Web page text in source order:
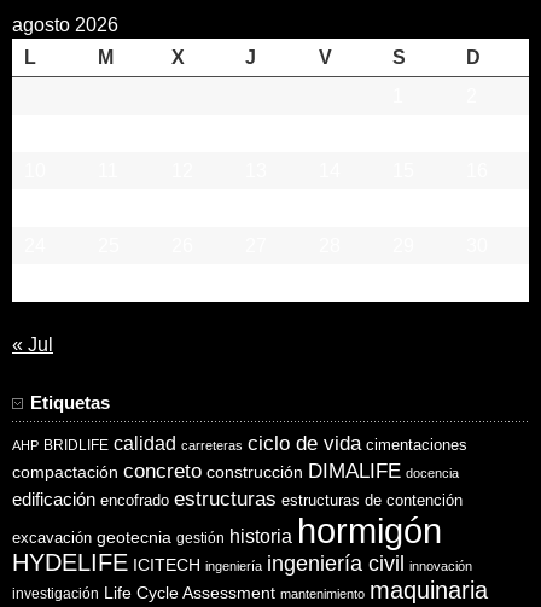
agosto 2026
L
M X J V S
D
« Jul
Etiquetas
AHP BRIDLIFE calidad carreteras ciclo de vida cimentaciones
compactación concreto construcción DIMALIFE docencia
edificación encofrado estructuras estructuras de contención
excavación geotecnia gestión historia hormigón
HYDELIFE ICITECH ingeniería ingeniería civil innovación
investigación Life Cycle Assessment mantenimiento maquinaria